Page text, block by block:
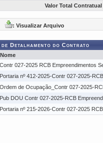
Valor Total
: Visualizar Arquivo
Detalhamento do Contrato
Nome
Contr 027-2025 RCB Empreendimentos
Portaria nº 412-2025-Contr 027-2025-
Ordem de Ocupação_Contr 027-2025-
Pub DOU Contr 027-2025-RCB
Portaria nº 215-2026-Contr 027-2025